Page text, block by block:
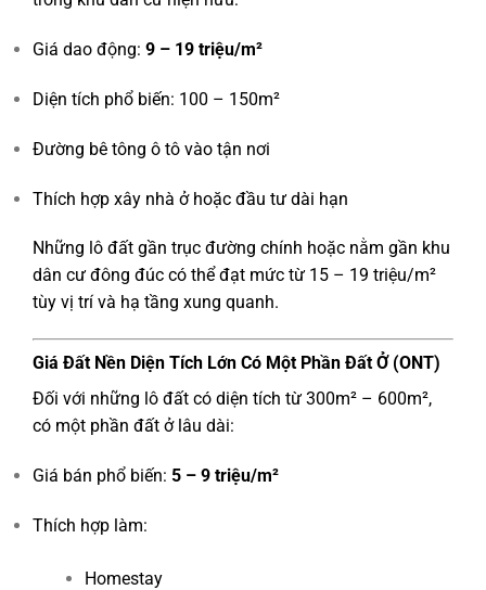
Giá dao động: 9 – 19 triệu/m²
Diện tích phổ biến: 100 – 150m²
Đường bê tông ô tô vào tận nơi
Thích hợp xây nhà ở hoặc đầu tư dài hạn
Những lô đất gần trục đường chính hoặc nằm gần khu
dân cư đông đúc có thể đạt mức từ 15 – 19 triệu/m²
tùy vị trí và hạ tầng xung quanh.
Giá Đất Nền Diện Tích Lớn Có Một Phần Đất Ở (ONT)
Đối với những lô đất có diện tích từ 300m² – 600m²,
có một phần đất ở lâu dài:
Giá bán phổ biến: 5 – 9 triệu/m²
Thích hợp làm:
Homestay